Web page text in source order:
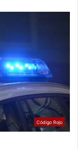
Código Rojo